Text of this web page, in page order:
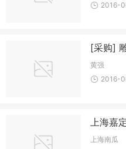
2016-
[采购]
黄强
2016-
上海嘉
上海南瓜